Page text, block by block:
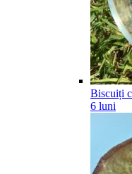
Biscuiți
6 luni